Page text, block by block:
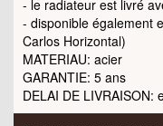
- le radiateur est livré
- disponible également
Carlos Horizontal)
MATERIAU: acier
GARANTIE: 5 ans
DELAI DE LIVRAISON: